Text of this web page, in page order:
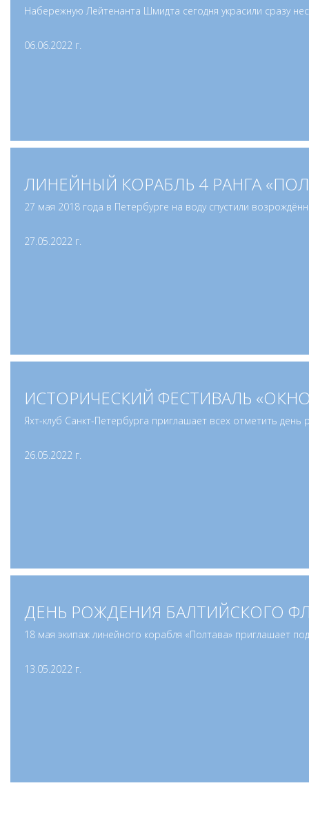
Набережную Лейтенанта Шмидта сегодня украсили сразу
06.06.2022 г.
ЛИНЕЙНЫЙ КОРАБЛЬ 4 РАНГА
27 мая 2018 года в Петербурге на воду спустили
27.05.2022 г.
ИСТОРИЧЕСКИЙ ФЕСТИВАЛЬ
Яхт-клуб Санкт-Петербурга приглашает всех отметить день
26.05.2022 г.
ДЕНЬ РОЖДЕНИЯ БАЛТИЙСКОГО
18 мая экипаж линейного корабля «Полтава» приглашает
13.05.2022 г.